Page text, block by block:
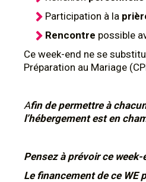
Participation à la
Rencontre possible
Ce week-end ne se
Préparation au Mariage
Afin de permettre à
l’hébergement est en
Pensez à prévoir ce
Le financement de ce WE